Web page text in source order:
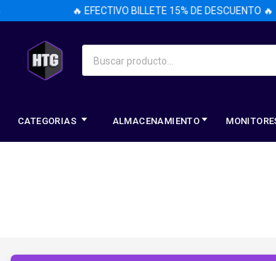
🔥 EFECTIVO BILLETE 15% DE DESCUENTO 🔥
CATEGORIAS ALMACENAMIENTO